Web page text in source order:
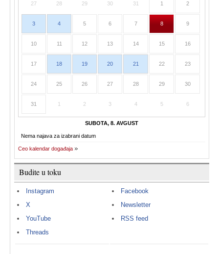
27 28 29 30 31 1 2
3 4 5 6 7 8 9
10 11 12 13 14 15 16
17 18 19 20 21 22 23
24 25 26 27 28 29 30
31 1 2 3 4 5 6
SUBOTA, 8. AVGUST
Nema najava za izabrani datum
Ceo kalendar događaja
Budite u toku
Instagram
X
YouTube
Threads
Facebook
Newsletter
RSS feed